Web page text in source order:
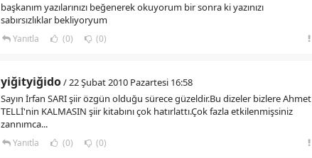
başkanım yazılarınızı beğenerek okuyorum bir sonra ki yazınızı
sabırsızlıklar bekliyoryum
Yanıtla (0) (0)
yiğityiğido/ 22 Şubat 2010 Pazartesi 16:58
Sayın İrfan SARI şiir özgün olduğu sürece güzeldir.Bu dizeler bizlere Ahmet
TELLİ'nin KALMASIN şiir kitabını çok hatırlattı.Çok fazla etkilenmişsiniz
zannımca...
Yanıtla (0) (0)